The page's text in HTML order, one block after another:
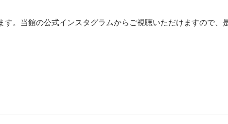
。当館の公式インスタグラムからご視聴いただけますので、